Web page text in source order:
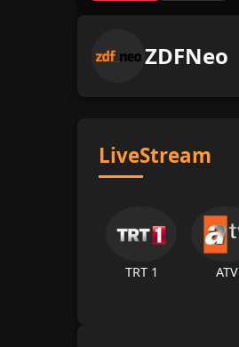
ZDFNeo
LiveStream
TRT 1 ATV